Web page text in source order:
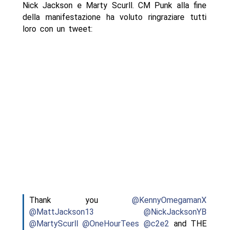
Nick Jackson e Marty Scurll. CM Punk alla fine
della manifestazione ha voluto ringraziare tutti
loro con un tweet:
Thank you@KennyOmegamanX
@MattJackson13
@NickJacksonYB
@MartyScurll
@OneHourTees @c2e2 and THE